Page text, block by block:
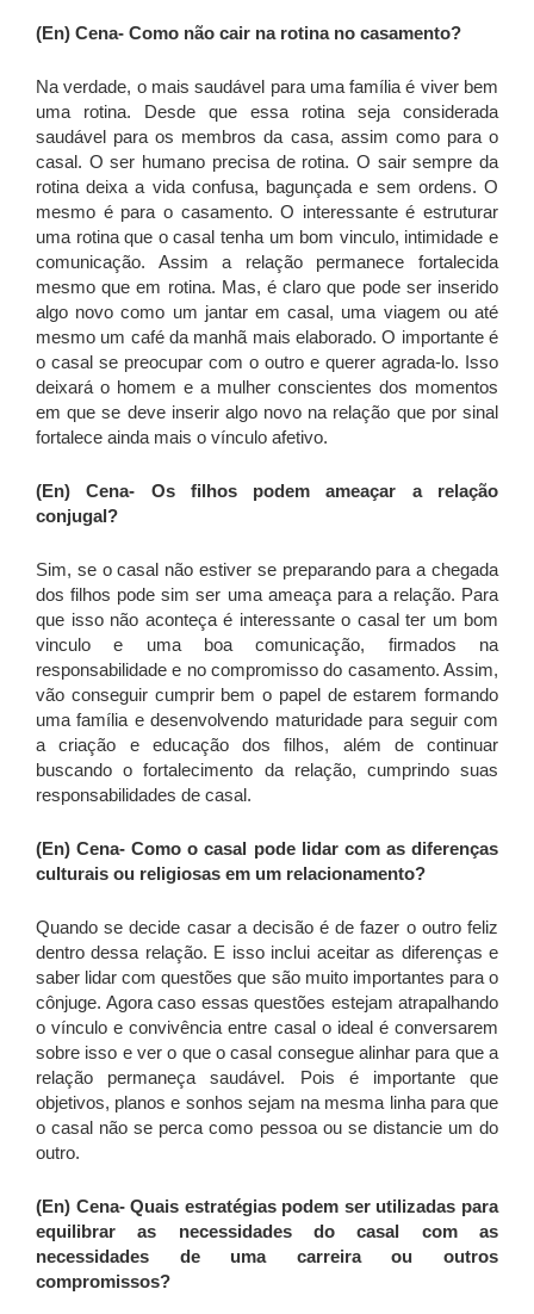
(En) Cena- Como não cair na rotina no casamento?
Na verdade, o mais saudável para uma família é viver bem
uma rotina. Desde que essa rotina seja considerada
saudável para os membros da casa, assim como para o
casal. O ser humano precisa de rotina. O sair sempre da
rotina deixa a vida confusa, bagunçada e sem ordens. O
mesmo é para o casamento. O interessante é estruturar
uma rotina que o casal tenha um bom vinculo, intimidade e
comunicação. Assim a relação permanece fortalecida
mesmo que em rotina. Mas, é claro que pode ser inserido
algo novo como um jantar em casal, uma viagem ou até
mesmo um café da manhã mais elaborado. O importante é
o casal se preocupar com o outro e querer agrada-lo. Isso
deixará o homem e a mulher conscientes dos momentos
em que se deve inserir algo novo na relação que por sinal
fortalece ainda mais o vínculo afetivo.
(En) Cena- Os filhos podem ameaçar a relação
conjugal?
Sim, se o casal não estiver se preparando para a chegada
dos filhos pode sim ser uma ameaça para a relação. Para
que isso não aconteça é interessante o casal ter um bom
vinculo e uma boa comunicação, firmados na
responsabilidade e no compromisso do casamento. Assim,
vão conseguir cumprir bem o papel de estarem formando
uma família e desenvolvendo maturidade para seguir com
a criação e educação dos filhos, além de continuar
buscando o fortalecimento da relação, cumprindo suas
responsabilidades de casal.
(En) Cena- Como o casal pode lidar com as diferenças
culturais ou religiosas em um relacionamento?
Quando se decide casar a decisão é de fazer o outro feliz
dentro dessa relação. E isso inclui aceitar as diferenças e
saber lidar com questões que são muito importantes para o
cônjuge. Agora caso essas questões estejam atrapalhando
o vínculo e convivência entre casal o ideal é conversarem
sobre isso e ver o que o casal consegue alinhar para que a
relação permaneça saudável. Pois é importante que
objetivos, planos e sonhos sejam na mesma linha para que
o casal não se perca como pessoa ou se distancie um do
outro.
(En) Cena-Quais estratégias podem ser utilizadas para
equilibrar as necessidades do casal com as
necessidades de uma carreira ou outros
compromissos?